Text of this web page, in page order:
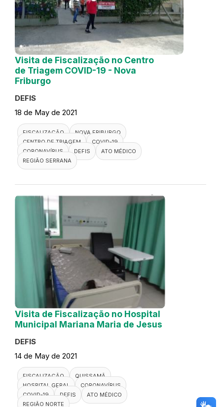
Visita de Fiscalização no Centro
de Triagem COVID-19 - Nova
Friburgo
DEFIS
18 de May de 2021
FISCALIZAÇÃO
NOVA FRIBURGO
CENTRO DE TRIAGEM
COVID-19
CORONAVÍRUS
DEFIS
ATO MÉDICO
REGIÃO SERRANA
Visita de Fiscalização no Hospital
Municipal Mariana Maria de Jesus
DEFIS
14 de May de 2021
FISCALIZAÇÃO
QUISSAMÃ
HOSPITAL GERAL
CORONAVÍRUS
COVID-19
DEFIS
ATO MÉDICO
REGIÃO NORTE